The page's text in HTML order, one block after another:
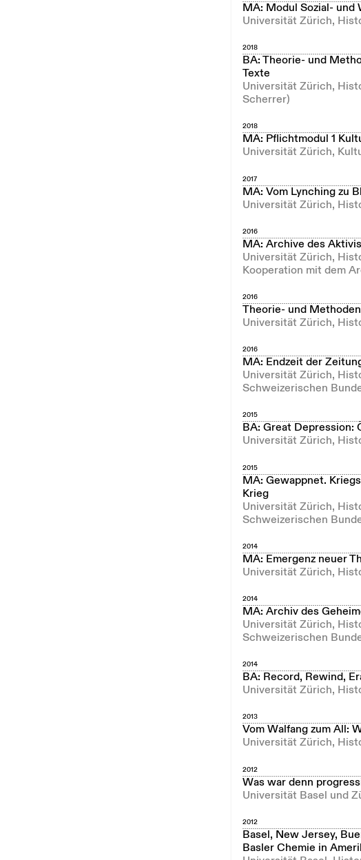
MA: Modul Sozial-
Universität Zürich,
2018
BA: Theorie- und
Texte
Universität Zürich,
Scherrer)
2018
MA: Pflichtmodul 1
Universität Zürich,
2017
MA: Vom Lynching zu
Universität Zürich,
2016
MA: Archive des
Universität Zürich,
Kooperation mit dem
2016
Theorie- und
Universität Zürich,
2016
MA: Endzeit der
Universität Zürich,
Schweizerischen
2015
BA: Great Depression:
Universität Zürich,
2015
MA: Gewappnet.
Krieg
Universität Zürich,
Schweizerischen
2014
MA: Emergenz neuer
Universität Zürich,
2014
MA: Archiv des
Universität Zürich,
Schweizerischen
2014
BA: Record, Rewind,
Universität Zürich,
2013
Vom Walfang zum All:
Universität Zürich,
2012
Was war denn
Universität Basel und
2012
Basel, New Jersey,
Basler Chemie in